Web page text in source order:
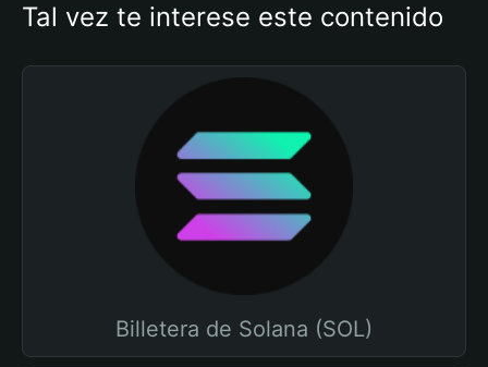
Tal vez te interese este contenido
Billetera de Solana (SOL)